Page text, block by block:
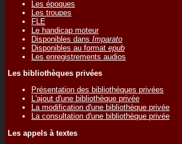
Les époques
Les troupes
FLE
Le handicap moteur
Disponibles dans Imparato
Disponibles au format epub
Les enregistrements audios
Les bibliothèques privées
Présentation des bibliothèques privées
L'ajout d'une bibliothèque privée
La modification d'une bibliothèque privée
La consultation d'une bibliothèque privée
Les appels à textes